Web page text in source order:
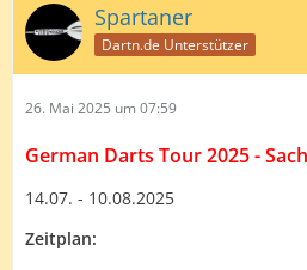
Spartaner
Dartn.de Unterstützer
26. Mai 2025 um 07:59
German Darts Tour 2025 -
14.07. - 10.08.2025
Zeitplan: